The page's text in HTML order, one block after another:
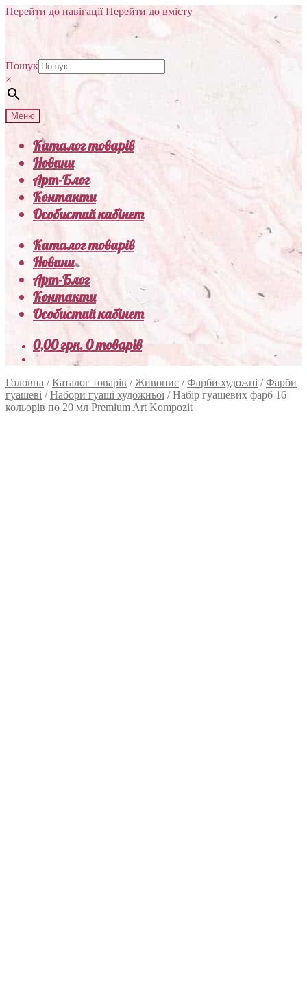
Перейти до навігації Перейти до вмісту
Пошук
×
Меню
Каталог товарів
Новини
Арт-Блог
Контакти
Особистий кабінет
Каталог товарів
Новини
Арт-Блог
Контакти
Особистий кабінет
0,00грн.0 товарів
Головна /Каталог товарів /Живопис /Фарби художні /Фарби
гуашеві /Набори гуаші художньої/Набір гуашевих фарб 16
кольорів по 20 мл Premium Art Kompozit